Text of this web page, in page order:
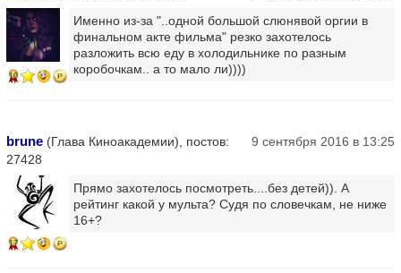
10
Именно из-за "..одной большой слюнявой оргии в
финальном акте фильма" резко захотелось
разложить всю еду в холодильнике по разным
коробочкам.. а то мало ли))))
brune (Глава Киноакадемии), постов:
27428
9 сентября 2016 в 13:25
17
Прямо захотелось посмотреть....без детей)). А
рейтинг какой у мульта? Судя по словечкам, не ниже
16+?